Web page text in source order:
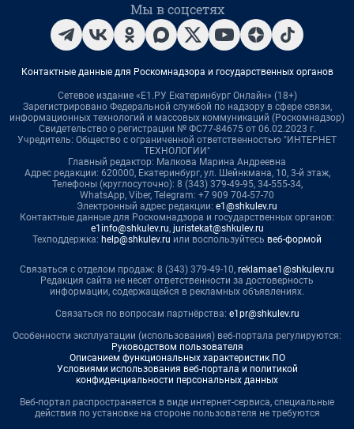
Мы в соцсетях
Контактные данные для Роскомнадзора и государственных органов
Сетевое издание «Е1.РУ Екатеринбург Онлайн» (18+)
Зарегистрировано Федеральной службой по надзору в сфере связи,
информационных технологий и массовых коммуникаций (Роскомнадзор)
Свидетельство о регистрации № ФС77-84675 от 06.02.2023 г.
Учредитель: Общество с ограниченной ответственностью "ИНТЕРНЕТ
ТЕХНОЛОГИИ"
Главный редактор: Малкова Марина Андреевна
Адрес редакции: 620000, Екатеринбург, ул. Шейнкмана, 10, 3-й этаж,
Телефоны (круглосуточно): 8 (343) 379-49-95, 34-555-34,
WhatsApp, Viber, Telegram: +7 909 704-57-70
Электронный адрес редакции: e1@shkulev.ru
Контактные данные для Роскомнадзора и государственных органов:
e1info@shkulev.ru, juristekat@shkulev.ru
Техподдержка: help@shkulev.ru или воспользуйтесь веб-формой
Связаться с отделом продаж: 8 (343) 379-49-10, reklamae1@shkulev.ru
Редакция сайта не несет ответственности за достоверность
информации, содержащейся в рекламных объявлениях.
Связаться по вопросам партнёрства: e1pr@shkulev.ru
Особенности эксплуатации (использования) веб-портала регулируются:
Руководством пользователя
Описанием функциональных характеристик ПО
Условиями использования веб-портала и политикой
конфиденциальности персональных данных
Веб-портал распространяется в виде интернет-сервиса, специальные
действия по установке на стороне пользователя не требуются